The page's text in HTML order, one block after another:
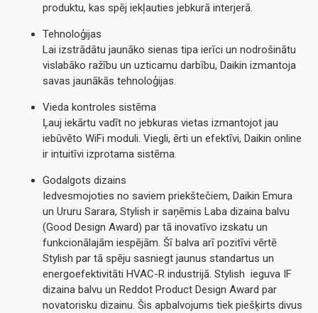
produktu, kas spēj iekļauties jebkurā interjerā.
Tehnoloģijas
Lai izstrādātu jaunāko sienas tipa ierīci un nodrošinātu
vislabāko ražību un uzticamu darbību, Daikin izmantoja
savas jaunākās tehnoloģijas.
Vieda kontroles sistēma
Ļauj iekārtu vadīt no jebkuras vietas izmantojot jau
iebūvēto WiFi moduli. Viegli, ērti un efektīvi, Daikin online
ir intuitīvi izprotama sistēma.
Godalgots dizains
Iedvesmojoties no saviem priekštečiem, Daikin Emura
un Ururu Sarara, Stylish ir saņēmis Laba dizaina balvu
(Good Design Award) par tā inovatīvo izskatu un
funkcionālajām iespējām. Šī balva arī pozitīvi vērtē
Stylish par tā spēju sasniegt jaunus standartus un
energoefektivitāti HVAC-R industrijā. Stylish ieguva IF
dizaina balvu un Reddot Product Design Award par
novatorisku dizainu. Šis apbalvojums tiek piešķirts divus